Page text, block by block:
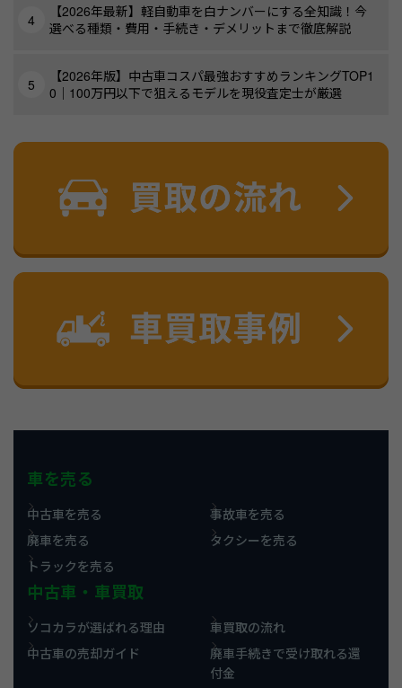
【2026年最新】軽自動車を白ナンバーにする全知識！今
選べる種類・費用・手続き・デメリットまで徹底解説
【2026年版】中古車コスパ最強おすすめランキングTOP1
0｜100万円以下で狙えるモデルを現役査定士が厳選
車を売る
中古車を売る
事故車を売る
廃車を売る
タクシーを売る
トラックを売る
中古車・車買取
ソコカラが選ばれる理由
車買取の流れ
中古車の売却ガイド
廃車手続きで受け取れる還
付金